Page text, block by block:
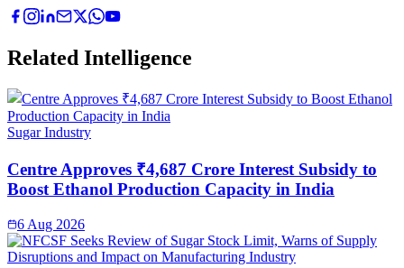
Related Intelligence
Sugar Industry
Centre Approves ₹4,687 Crore Interest Subsidy to
Boost Ethanol Production Capacity in India
6 Aug 2026